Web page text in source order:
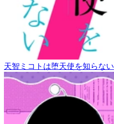
天智ミコトは堕天使を知らない